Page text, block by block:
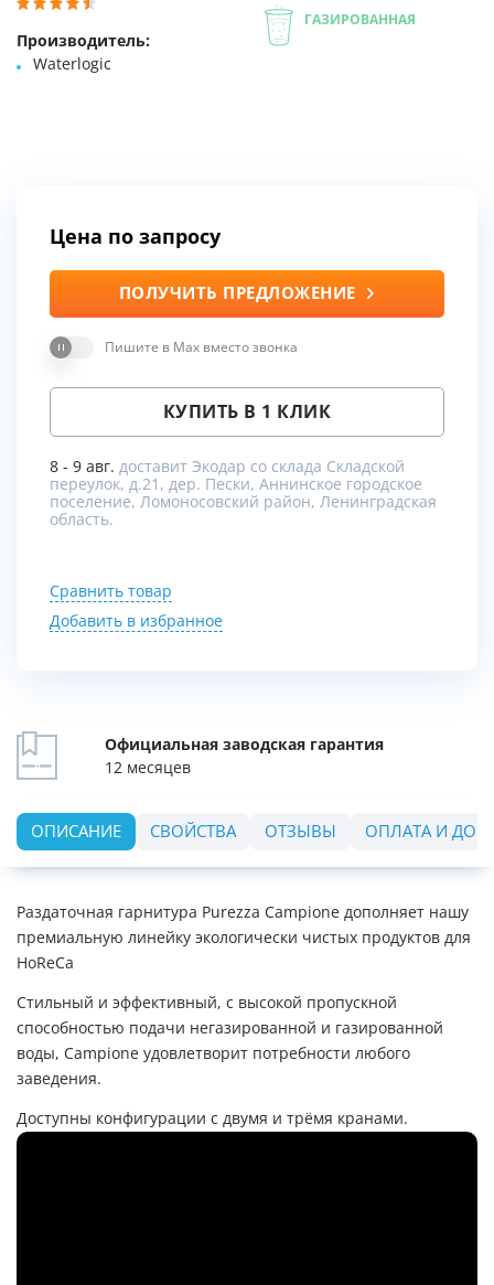
Производитель:
Waterlogic
ГАЗИРОВАННАЯ
Цена по запросу
ПОЛУЧИТЬ ПРЕДЛОЖЕНИЕ
Пишите в Max вместо звонка
КУПИТЬ В 1 КЛИК
8 - 9 авг. доставит Экодар со склада Складской
переулок, д.21, дер. Пески, Аннинское городское
поселение, Ломоносовский район, Ленинградская
область.
Сравнить товар
Добавить в избранное
Официальная заводская гарантия
12 месяцев
ОПИСАНИЕ СВОЙСТВА ОТЗЫВЫ ОПЛАТА И
Раздаточная гарнитура Purezza Campione дополняет нашу
премиальную линейку экологически чистых продуктов для
HoReCa
Стильный и эффективный, с высокой пропускной
способностью подачи негазированной и газированной
воды, Campione удовлетворит потребности любого
заведения.
Доступны конфигурации с двумя и трёмя кранами.